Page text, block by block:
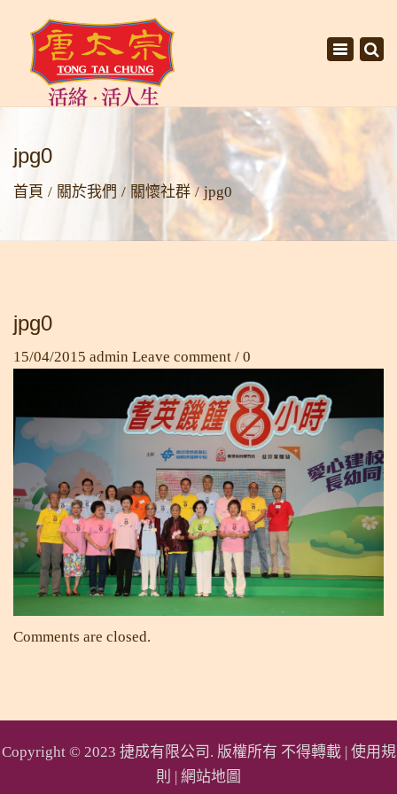
Toggle
jpg0
首頁 關於我們 關懷社群 jpg0
jpg0
15/04/2015 admin Leave comment / 0
Comments are closed.
Copyright © 2023 捷成有限公司. 版權所有 不得轉載 | 使用規
則 | 網站地圖